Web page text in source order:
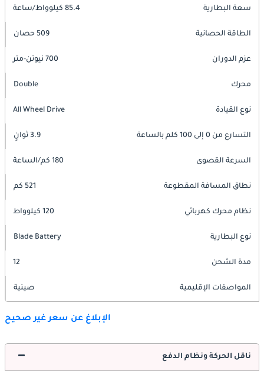
سعة البطارية 85.4 كيلوواط/ساعة
الطاقة الحصانية 509 حصان
عزم الدوران 700 نيوتن-متر
محرك Double
نوع القيادة All Wheel Drive
التسارع من 0 إلى 100 كلم بالساعة 3.9 ثوانٍ
السرعة القصوى 180 كم/الساعة
نطاق المسافة المقطوعة 521 كم
نظام محرك كهربائي 120 كيلوواط
نوع البطارية Blade Battery
مدة الشحن 12
المواصفات الإقليمية صينية
الإبلاغ عن سعر غير صحيح
ناقل الحركة ونظام الدفع